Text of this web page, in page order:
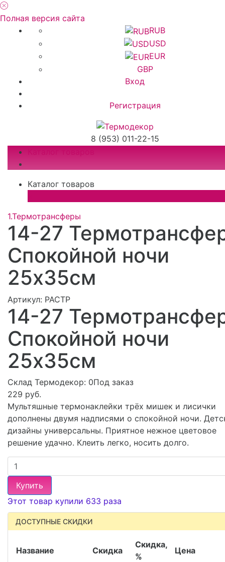
Полная версия сайта
RUB
USD
EUR
GBP
Вход
Регистрация
8 (953) 011-22-15
Каталог товаров
1.Термотрансферы
14-27
Спокойной ночи
25х35см
Артикул: РАСТР
14-27
Спокойной ночи
25х35см
Склад Термодекор: 0Под заказ
229 руб.
Мультяшные термонаклейки трёх мишек и лисички
дополнены двумя надписями о спокойной ночи.
дизайны универсальны. Приятное нежное цветовое
решение удачно. Клеить легко, носить долго.
Купить
Этот товар купили 633 раза
ДОСТУПНЫЕ СКИДКИ
Название Скидка
Скидка,
%
Цена